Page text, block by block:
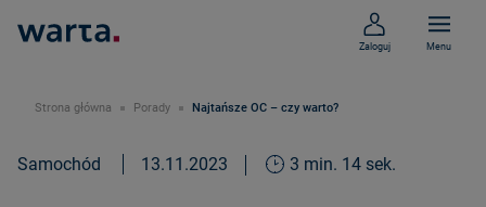
Zaloguj Menu
Strona główna Porady Najtańsze OC – czy warto?
Samochód 13.11.2023 3 min. 14 sek.